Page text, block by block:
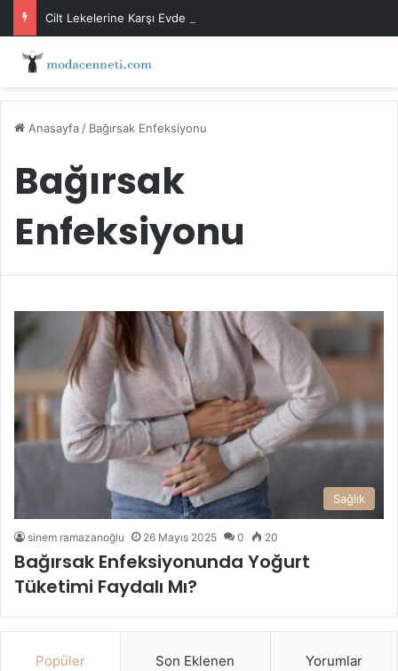
Cilt Lekelerine Karşı Evde Maske Önerileri
Anasayfa / Bağırsak Enfeksiyonu
Bağırsak
Enfeksiyonu
Sağlık
sinem ramazanoğlu 26 Mayıs 2025 0 20
Bağırsak Enfeksiyonunda Yoğurt
Tüketimi Faydalı Mı?
Popüler Son Eklenen Yorumlar